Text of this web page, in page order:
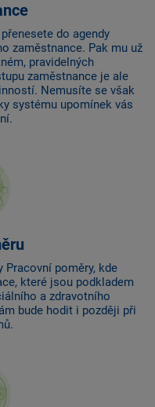
do agendy
zaměstnance. Pak mu už
pravidelných
zaměstnance je ale
Nemusíte se však
systému upomínek vás
Pracovní poměry, kde
které jsou podkladem
a zdravotního
bude hodit i později při